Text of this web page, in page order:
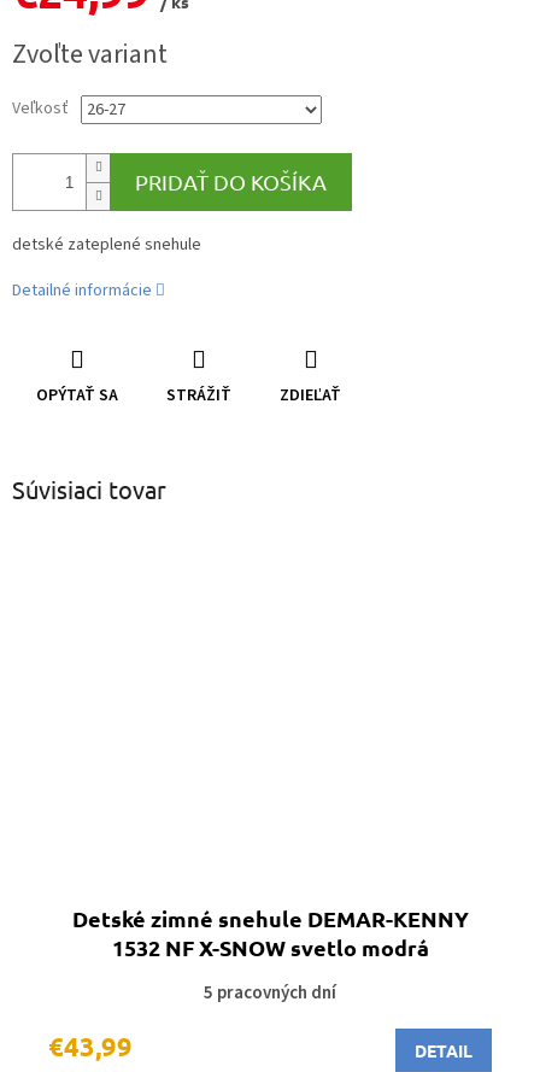
cena:
Zvoľte variant
Veľkosť
PRIDAŤ DO KOŠÍKA
detské zateplené snehule
Detailné informácie
OPÝTAŤ SA STRÁŽIŤ ZDIEĽAŤ
Súvisiaci tovar
Detské zimné snehule DEMAR-KENNY
1532 NF X-SNOW svetlo modrá
5 pracovných dní
€43,99 DETAIL